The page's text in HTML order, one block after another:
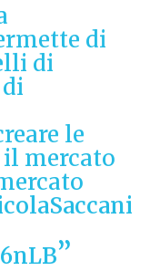
di
di
le
mercato